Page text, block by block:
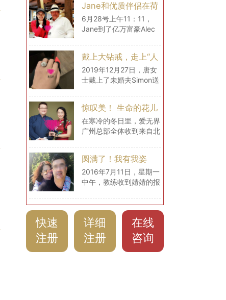
活。
Jane和优质伴侣在荷
兰的幸福生活
6月28号上午11：11，
Jane到了亿万富豪Alec
舒适，气候怡人！每天都
像生活在画中！”
戴上大钻戒，走上“人
生巅峰”
2019年12月27日，唐女
士戴上了未婚夫Simon送
一个浪漫的人，唐女士经
历了很多浪漫的际遇
惊叹美！ 生命的花儿
绚烂绽放（47岁的
Lily结婚啦！）
在寒冷的冬日里，爱无界
广州总部全体收到来自北
腾！2017年12月，49岁
的加拿大男士Jim飞到中
国北京，美美的婚纱照拍
Lily二人在亲戚朋友的见
证下订婚啦，但是当时缺
了一个求婚仪式！Jim说
要给Lily完美的浪漫的求
婚仪式！ 2018年2月3
圆满了！我有我姿
态！（爱无界婧婧圆
满动态）
2016年7月11日，星期一
中午，教练收到婧婧的报
习的跨国恋爱经历。从入
会到见面，再到确定结
婚，共73天！三个月不
到！是什么让婧婧在爱无
界的教练服务中这么快速
快速
注册
详细
注册
在线
咨询